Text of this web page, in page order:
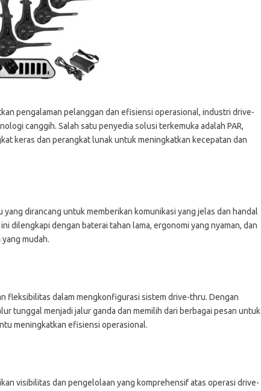
pengalaman pelanggan dan efisiensi operasional, industri drive-
canggih. Salah satu penyedia solusi terkemuka adalah PAR,
keras dan perangkat lunak untuk meningkatkan kecepatan dan
yang dirancang untuk memberikan komunikasi yang jelas dan handal
dilengkapi dengan baterai tahan lama, ergonomi yang nyaman, dan
mudah.
fleksibilitas dalam mengkonfigurasi sistem drive-thru. Dengan
tunggal menjadi jalur ganda dan memilih dari berbagai pesan untuk
meningkatkan efisiensi operasional.
visibilitas dan pengelolaan yang komprehensif atas operasi drive-